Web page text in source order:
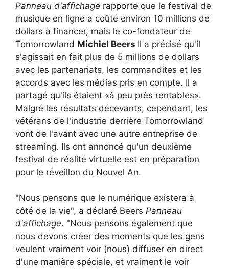
Panneau d'affichage rapporte que le festival de
musique en ligne a coûté environ 10 millions de
dollars à financer, mais le co-fondateur de
Tomorrowland Michiel Beers Il a précisé qu'il
s'agissait en fait plus de 5 millions de dollars
avec les partenariats, les commandites et les
accords avec les médias pris en compte. Il a
partagé qu'ils étaient «à peu près rentables».
Malgré les résultats décevants, cependant, les
vétérans de l'industrie derrière Tomorrowland
vont de l'avant avec une autre entreprise de
streaming. Ils ont annoncé qu'un deuxième
festival de réalité virtuelle est en préparation
pour le réveillon du Nouvel An.
"Nous pensons que le numérique existera à
côté de la vie", a déclaré Beers Panneau
d'affichage. "Nous pensons également que
nous devons créer des moments que les gens
veulent vraiment voir (nous) diffuser en direct
d'une manière spéciale, et vraiment le voir